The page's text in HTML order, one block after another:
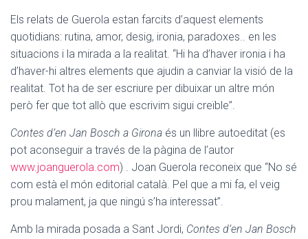
Els relats de Guerola estan farcits d’aquest elements
quotidians: rutina, amor, desig, ironia, paradoxes.. en les
situacions i la mirada a la realitat. “Hi ha d’haver ironia i ha
d’haver-hi altres elements que ajudin a canviar la visió de la
realitat. Tot ha de ser escriure per dibuixar un altre món
però fer que tot allò que escrivim sigui creïble”.
Contes d’en Jan Bosch a Girona és un llibre autoeditat (es
pot aconseguir a través de la pàgina de l’autor
www.joanguerola.com) . Joan Guerola reconeix que “No sé
com està el món editorial català. Pel que a mi fa, el veig
prou malament, ja que ningú s’ha interessat”.
Amb la mirada posada a Sant Jordi, Contes d’en Jan Bosch